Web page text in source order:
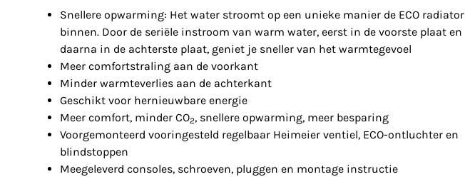
Snellere opwarming: Het water stroomt op een unieke manier de ECO radiator
binnen. Door de seriële instroom van warm water, eerst in de voorste plaat en
daarna in de achterste plaat, geniet je sneller van het warmtegevoel
Meer comfortstraling aan de voorkant
Minder warmteverlies aan de achterkant
Geschikt voor hernieuwbare energie
Meer comfort, minder CO2, snellere opwarming, meer besparing
Voorgemonteerd vooringesteld regelbaar Heimeier ventiel, ECO-ontluchter en
blindstoppen
Meegeleverd consoles, schroeven, pluggen en montage instructie